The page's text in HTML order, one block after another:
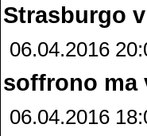
Strasburgo
06.04.2016
soffrono ma
06.04.2016